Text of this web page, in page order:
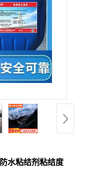
水粘结剂粘结度